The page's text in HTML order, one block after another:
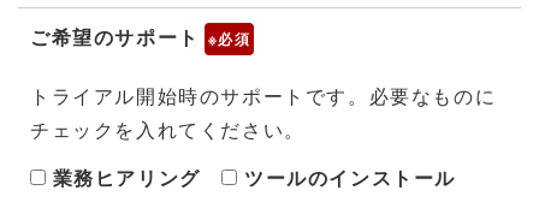
ご希望のサポート ※
トライアル開始時のサポートです。必要なものに
チェックを入れてください。
業務ヒアリング
ツールのインストール